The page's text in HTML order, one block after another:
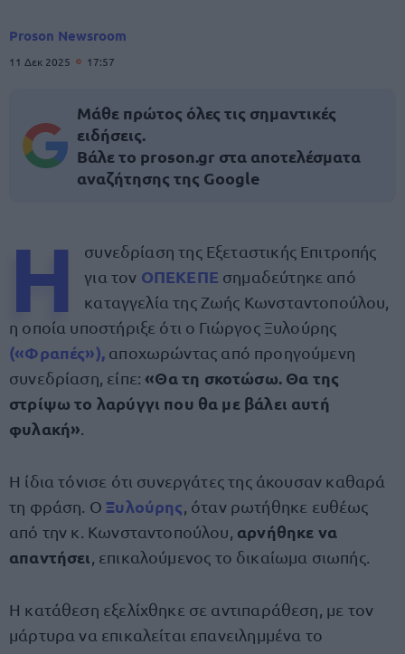
Proson Newsroom
11 Δεκ 2025 17:57
Μάθε πρώτος όλες τις σημαντικές
ειδήσεις.
Βάλε το proson.gr στα αποτελέσματα
αναζήτησης της Google
Η
συνεδρίαση της Εξεταστικής Επιτροπής
για τον ΟΠΕΚΕΠΕ σημαδεύτηκε από
καταγγελία της Ζωής Κωνσταντοπούλου,
η οποία υποστήριξε ότι ο Γιώργος Ξυλούρης
(«Φραπές»), αποχωρώντας από προηγούμενη
συνεδρίαση, είπε:«Θα τη σκοτώσω. Θα της
στρίψω το λαρύγγι που θα με βάλει αυτή
φυλακή»
Η ίδια τόνισε ότι συνεργάτες της άκουσαν καθαρά
τη φράση. Ο Ξυλούρης , όταν ρωτήθηκε ευθέως
από την κ. Κωνσταντοπούλου, αρνήθηκε να
απαντήσει , επικαλούμενος το δικαίωμα σιωπής.
Η κατάθεση εξελίχθηκε σε αντιπαράθεση, με τον
μάρτυρα να επικαλείται επανειλημμένα το